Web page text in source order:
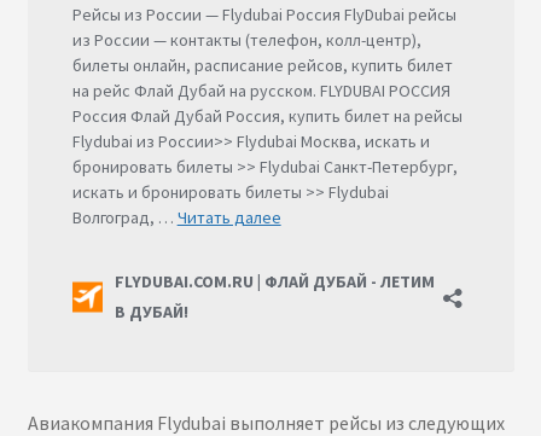
Авиакомпания Flydubai выполняет рейсы из следующих